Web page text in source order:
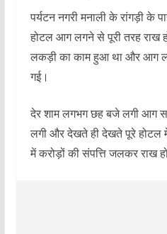
पर्यटन नगरी मनाली के रांगड़ी के
होटल आग लगने से पूरी तरह राख
लकड़ी का काम हुआ था और आग
गई।
देर शाम लगभग छह बजे लगी आग
लगी और देखते ही देखते पूरे
में करोड़ों की संपत्ति जलकर राख